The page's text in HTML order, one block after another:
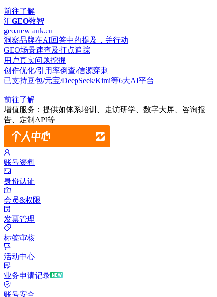
前往了解
汇GEO数智
geo.newrank.cn
洞察品牌在AI回答中的提及，并行动
GEO场景速查及打点追踪
用户真实问题挖掘
创作优化/引用率倒查/信源穿刺
已支持豆包/元宝/DeepSeek/Kimi等6大AI平台
前往了解
增值服务：提供如体系培训、走访研学、数字大屏、咨询报
告、定制API等
账号资料
身份认证
会员&权限
发票管理
标签审核
活动中心
业务申请记录
账号安全